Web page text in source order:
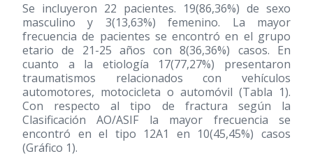
Se incluyeron 22 pacientes. 19(86,36%) de sexo
masculino y 3(13,63%) femenino. La mayor
frecuencia de pacientes se encontró en el grupo
etario de 21-25 años con 8(36,36%) casos. En
cuanto a la etiología 17(77,27%) presentaron
traumatismos relacionados con vehículos
automotores, motocicleta o automóvil (Tabla 1).
Con respecto al tipo de fractura según la
Clasificación AO/ASIF la mayor frecuencia se
encontró en el tipo 12A1 en 10(45,45%) casos
(Gráfico 1).